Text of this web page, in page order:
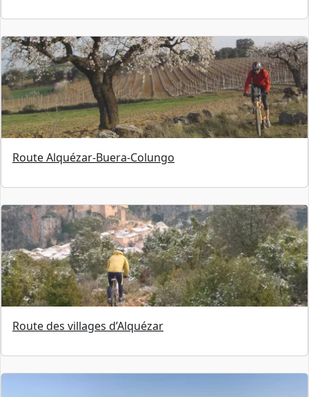
Route Alquézar-Buera-Colungo
Route des villages d’Alquézar